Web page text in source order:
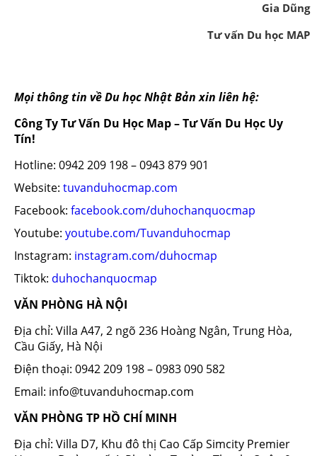
Gia Dũng
Tư vấn Du học MAP
Mọi thông tin về Du học Nhật Bản xin liên hệ:
Công Ty Tư Vấn Du Học Map – Tư Vấn Du Học Uy
Tín!
Hotline: 0942 209 198 – 0943 879 901
Website: tuvanduhocmap.com
Facebook: facebook.com/duhochanquocmap
Youtube: youtube.com/Tuvanduhocmap
Instagram: instagram.com/duhocmap
Tiktok: duhochanquocmap
VĂN PHÒNG HÀ NỘI
Địa chỉ: Villa A47, 2 ngõ 236 Hoàng Ngân, Trung Hòa,
Cầu Giấy, Hà Nội
Điện thoại: 0942 209 198 – 0983 090 582
Email: info@tuvanduhocmap.com
VĂN PHÒNG TP HỒ CHÍ MINH
Địa chỉ: Villa D7, Khu đô thị Cao Cấp Simcity Premier